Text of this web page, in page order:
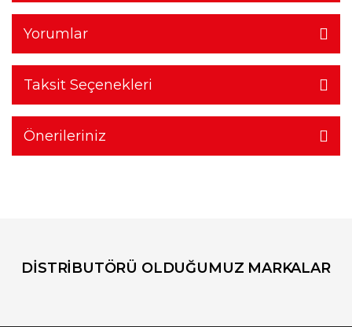
Yorumlar
Taksit Seçenekleri
Önerileriniz
DİSTRİBUTÖRÜ OLDUĞUMUZ MARKALAR